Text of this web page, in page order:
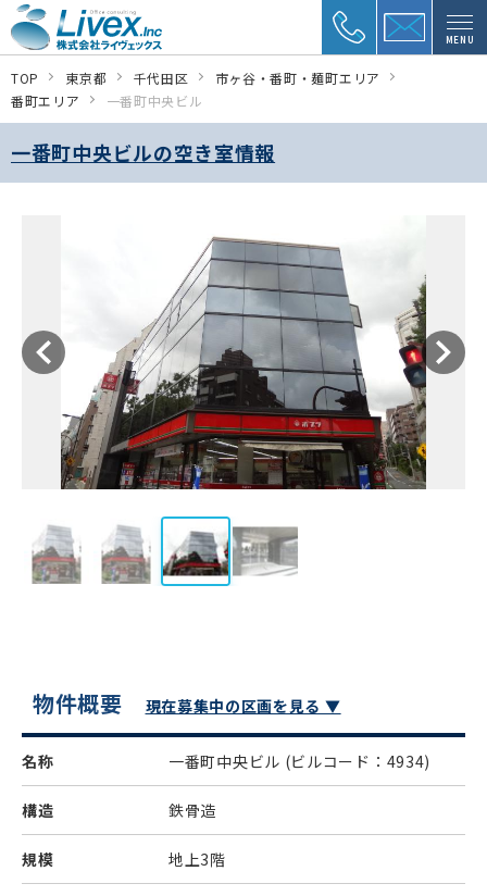
MENU
TOP 東京都 千代田区
市ヶ谷・番町・麺町エリア
番町エリア
一番町中央ビル
一番町中央ビルの空き室情報
物件概要 現在募集中の区画を見る ▼
名称 一番町中央ビル (ビルコード：4934)
構造 鉄骨造
規模 地上3階